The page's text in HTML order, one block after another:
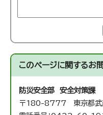
このページに関するお
防災安全部 安全対策課
〒180-8777 東京都武